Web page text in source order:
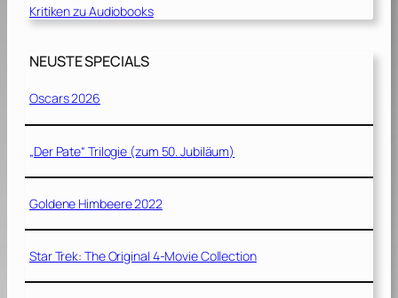
Kritiken zu Audiobooks
NEUSTE SPECIALS
Oscars 2026
„Der Pate“ Trilogie (zum 50. Jubiläum)
Goldene Himbeere 2022
Star Trek: The Original 4-Movie Collection